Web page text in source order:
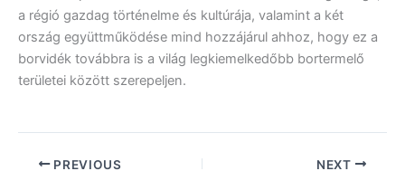
a régió gazdag történelme és kultúrája, valamint a két
ország együttműködése mind hozzájárul ahhoz, hogy ez a
borvidék továbbra is a világ legkiemelkedőbb bortermelő
területei között szerepeljen.
PREVIOUS NEXT